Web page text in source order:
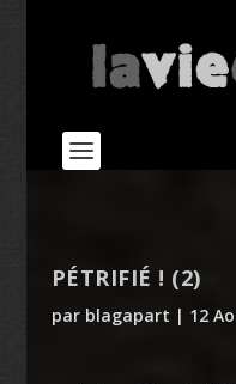
PÉTRIFIÉ ! (2)
par blagapart | 12